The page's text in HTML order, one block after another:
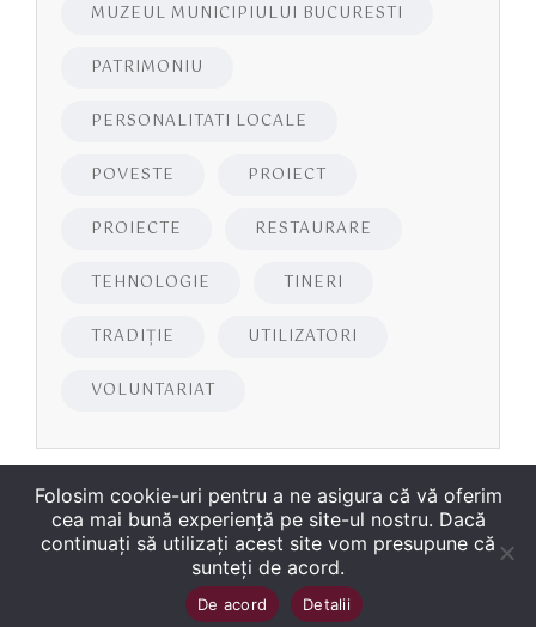
MUZEUL MUNICIPIULUI BUCURESTI
PATRIMONIU
PERSONALITATI LOCALE
POVESTE PROIECT
PROIECTE RESTAURARE
TEHNOLOGIE TINERI
TRADIȚIE UTILIZATORI
VOLUNTARIAT
2026Biblioteca Județeană
Folosim cookie-uri pentru a ne asigura că vă oferim
cea mai bună experiență pe site-ul nostru. Dacă
continuați să utilizați acest site vom presupune că
sunteți de acord.
De acord Detalii